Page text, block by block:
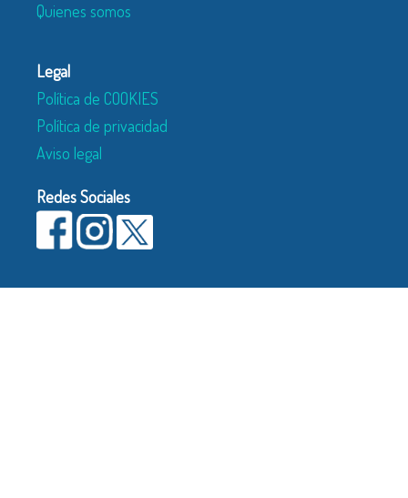
Quienes somos
Legal
Política de COOKIES
Política de privacidad
Aviso legal
Redes Sociales